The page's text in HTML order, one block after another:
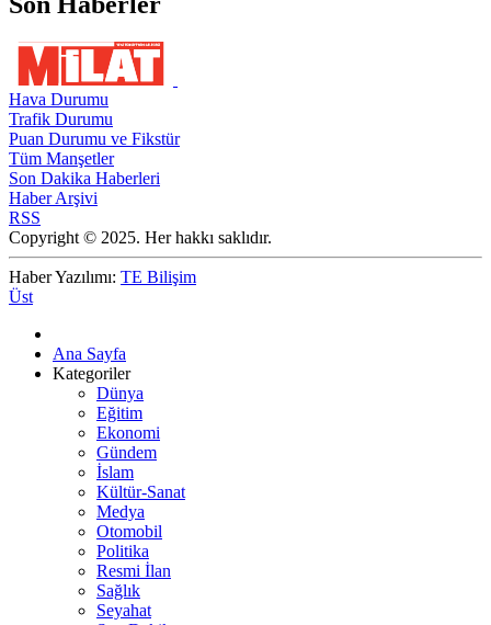
Hava Durumu
Trafik Durumu
Puan Durumu ve Fikstür
Tüm Manşetler
Son Dakika Haberleri
Haber Arşivi
RSS
Copyright © 2025. Her hakkı saklıdır.
Haber Yazılımı: TE Bilişim
Üst
Ana Sayfa
Kategoriler
Dünya
Eğitim
Ekonomi
Gündem
İslam
Kültür-Sanat
Medya
Otomobil
Politika
Resmi İlan
Sağlık
Seyahat